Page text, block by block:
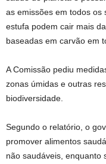
as emissões em todos os
estufa podem cair mais
baseadas em carvão em
A Comissão pediu
zonas úmidas e outras
biodiversidade.
Segundo o relatório, o
promover alimentos
não saudáveis, enquanto